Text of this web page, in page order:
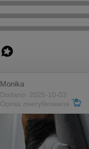
Monika
Dodano: 2025-10-03
Opinia zweryfikowana